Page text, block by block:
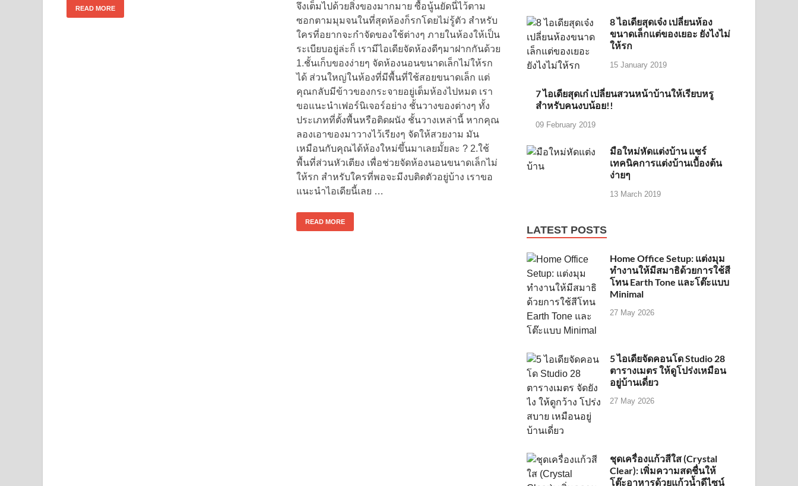
READ MORE
จึงเต็มไปด้วยสิ่งของมากมาย ซื้อนู้นยัดนี่ไว้ตาม
ซอกตามมุมจนในที่สุดห้องก็รกโดยไม่รู้ตัว สำหรับ
ใครที่อยากจะกำจัดของใช้ต่างๆ ภายในห้องให้เป็น
ระเบียบอยู่ล่ะก็ เรามีไอเดียจัดห้องดีๆมาฝากกันด้วย
1.ชั้นเก็บของง่ายๆ จัดห้องนอนขนาดเล็กไม่ให้รก
ได้ ส่วนใหญ่ในห้องที่มีพื้นที่ใช้สอยขนาดเล็ก แต่
คุณกลับมีข้าวของกระจายอยู่เต็มห้องไปหมด เรา
ขอแนะนำเฟอร์นิเจอร์อย่าง ชั้นวางของต่างๆ ทั้ง
ประเภทที่ตั้งพื้นหรือติดผนัง ชั้นวางเหล่านี้ หากคุณ
ลองเอาของมาวางไว้เรียงๆ จัดให้สวยงาม มัน
เหมือนกับคุณได้ห้องใหม่ขึ้นมาเลยมั้ยละ ? 2.ใช้
พื้นที่ส่วนหัวเตียง เพื่อช่วยจัดห้องนอนขนาดเล็กไม่
ให้รก สำหรับใครที่พอจะมีงบติดตัวอยู่บ้าง เราขอ
แนะนำไอเดียนี้เลย …
READ MORE
8 ไอเดียสุดเจ๋ง เปลี่ยนห้อง
ขนาดเล็กแต่ของเยอะ ยังไงไม่
ให้รก
15 January 2019
7 ไอเดียสุดเก๋ เปลี่ยนสวนหน้าบ้านให้เรียบหรู
สำหรับคนงบน้อย!!
09 February 2019
มือใหม่หัดแต่งบ้าน แชร์
เทคนิคการแต่งบ้านเบื้องต้น
ง่ายๆ
13 March 2019
LATEST POSTS
Home Office Setup: แต่งมุม
ทำงานให้มีสมาธิด้วยการใช้สี
โทน Earth Tone และโต๊ะแบบ
Minimal
27 May 2026
5 ไอเดียจัดคอนโด Studio 28
ตารางเมตร ให้ดูโปร่งเหมือน
อยู่บ้านเดี่ยว
27 May 2026
ชุดเครื่องแก้วสีใส (Crystal
Clear): เพิ่มความสดชื่นให้
โต๊ะอาหารด้วยแก้วน้ำดีไซน์